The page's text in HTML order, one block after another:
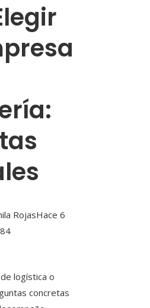
RojasHace 6
84
logística o
concretas